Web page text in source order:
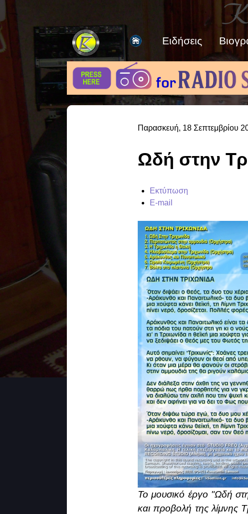
Ειδήσεις
Παρασκευή, 18 Σεπτεμβρίου
Ωδή στην
Εκτύπωση
E-mail
Το μουσικό έργο "Ωδή
και προβολή της λίμνης